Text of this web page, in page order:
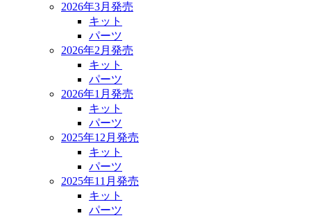
2026年3月発売
キット
パーツ
2026年2月発売
キット
パーツ
2026年1月発売
キット
パーツ
2025年12月発売
キット
パーツ
2025年11月発売
キット
パーツ